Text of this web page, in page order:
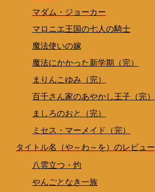
マダム・ジョーカー
マロニエ王国の七人の騎士
魔法使いの嫁
魔法にかかった新学期（完）
まりんこゆみ（完）
百千さん家のあやかし王子（完）
ましろのおと（完）
ミセス・マーメイド（完）
タイトル名（や～わ～を）のレビュー
八雲立つ・灼
やんごとなき一族